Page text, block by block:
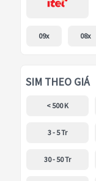
09x 08x
SIM THEO GIÁ
< 500 K
3 - 5 Tr
30 - 50 Tr